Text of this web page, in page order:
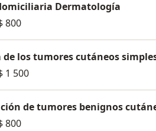
Dermatología
800
de los tumores cutáneos
1 500
de tumores benignos
800